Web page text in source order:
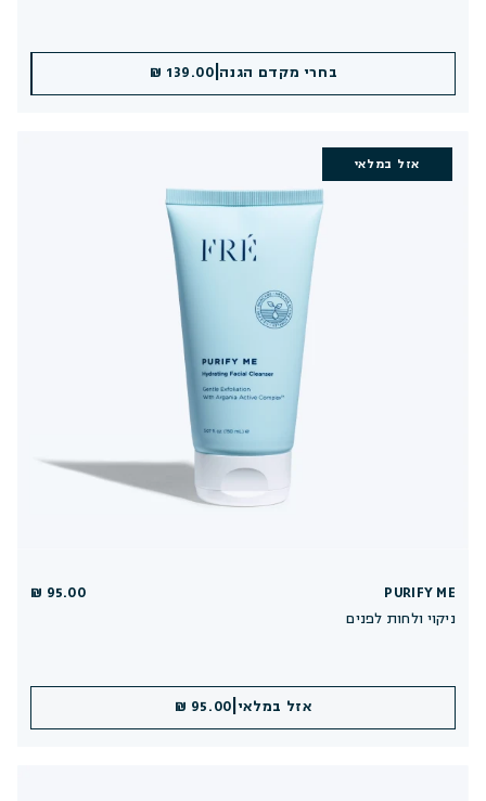
בחרי מקדם הגנה 139.00 ₪ הוספה לסל|
139.00 ₪
אזל במלאי
PURIFY ME
ניקוי ולחות לפנים
95.00 ₪
אזל במלאי 95.00 ₪